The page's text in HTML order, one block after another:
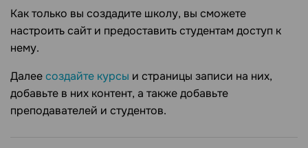
Как только вы создадите школу, вы сможете
настроить сайт и предоставить студентам доступ к
нему.
Далеесоздайте курсы и страницы записи на них,
добавьте в них контент, а также добавьте
преподавателей и студентов.